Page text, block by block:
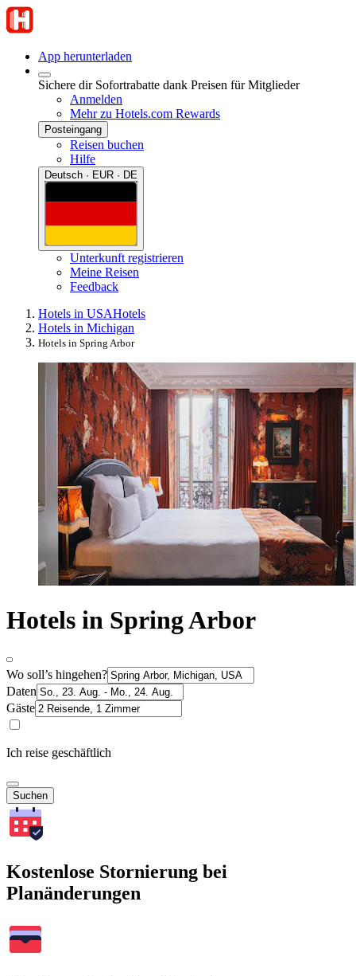
App herunterladen
Sichere dir Sofortrabatte dank Preisen für Mitglieder
Anmelden
Mehr zu Hotels.com Rewards
Posteingang
Reisen buchen
Hilfe
Deutsch · EUR · DE
Unterkunft registrieren
Meine Reisen
Feedback
Hotels in USAHotels
Hotels in Michigan
Hotels in Spring Arbor
Hotels in Spring Arbor
Wo soll’s hingehen?
Daten
Gäste
Ich reise geschäftlich
Suchen
Kostenlose Stornierung bei
Planänderungen